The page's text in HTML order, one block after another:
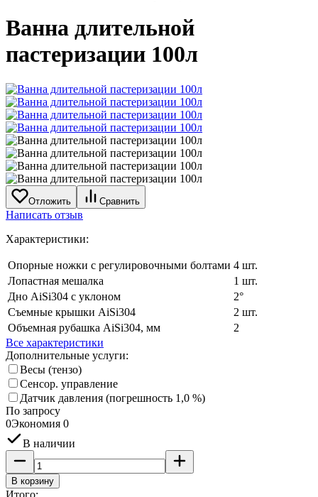
Ванна длительной
пастеризации 100л
Отложить Сравнить
Написать отзыв
Характеристики:
Опорные ножки с регулировочными болтами 4 шт.
Лопастная мешалка
1 шт.
Дно AiSi304 с уклоном
2°
Съемные крышки AiSi304
2 шт.
Объемная рубашка AiSi304, мм
2
Все характеристики
Дополнительные услуги:
Весы (тензо)
Сенсор. управление
Датчик давления (погрешность 1,0 %)
По запросу
0Экономия 0
В наличии
В корзину
Итого: